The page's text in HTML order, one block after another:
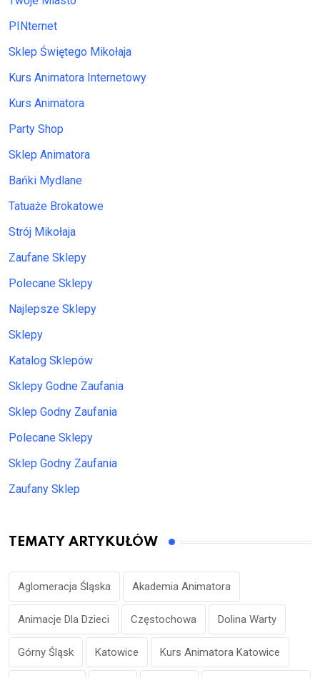
PINternet
Sklep Świętego Mikołaja
Kurs Animatora Internetowy
Kurs Animatora
Party Shop
Sklep Animatora
Bańki Mydlane
Tatuaże Brokatowe
Strój Mikołaja
Zaufane Sklepy
Polecane Sklepy
Najlepsze Sklepy
Sklepy
Katalog Sklepów
Sklepy Godne Zaufania
Sklep Godny Zaufania
Polecane Sklepy
Sklep Godny Zaufania
Zaufany Sklep
TEMATY ARTYKUŁÓW
Aglomeracja Śląska Akademia Animatora
Animacje Dla Dzieci Częstochowa Dolina Warty
Górny Śląsk Katowice Kurs Animatora Katowice